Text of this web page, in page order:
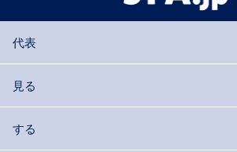
代表
見る
する